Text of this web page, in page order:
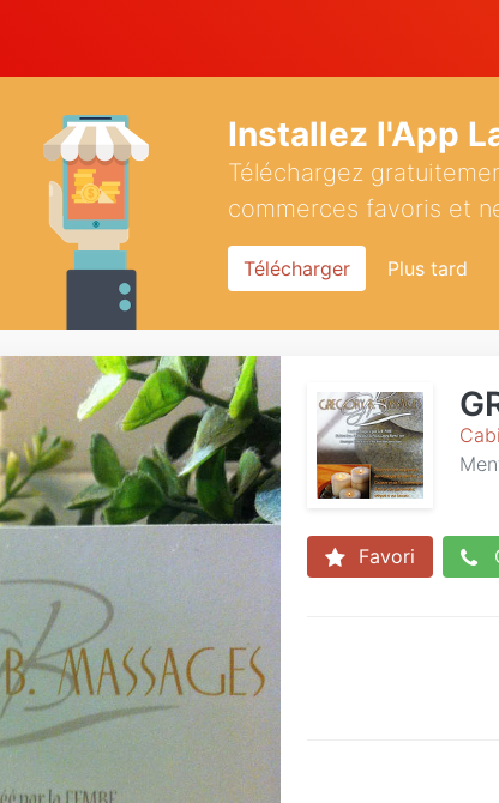
Installez l'App
Téléchargez
commerces favoris et
Télécharger Plus tard
Favori